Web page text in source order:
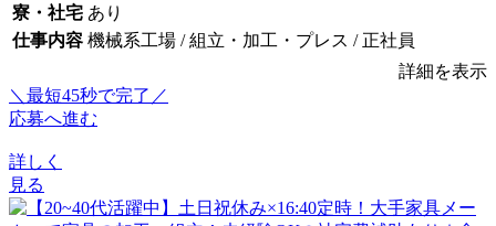
寮・社宅 あり
仕事内容 機械系工場 / 組立・加工・プレス / 正社員
詳細を表示
＼最短45秒で完了／
応募へ進む
詳しく
見る